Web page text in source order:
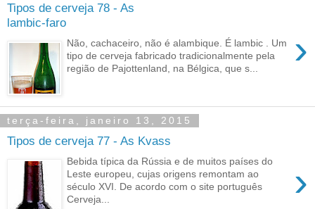
Tipos de cerveja 78 - As
lambic-faro
›
Não, cachaceiro, não é alambique. É lambic . Um
tipo de cerveja fabricado tradicionalmente pela
região de Pajottenland, na Bélgica, que s...
terça-feira, janeiro 13, 2015
Tipos de cerveja 77 - As Kvass
›
Bebida típica da Rússia e de muitos países do
Leste europeu, cujas origens remontam ao
século XVI. De acordo com o site português
Cerveja...